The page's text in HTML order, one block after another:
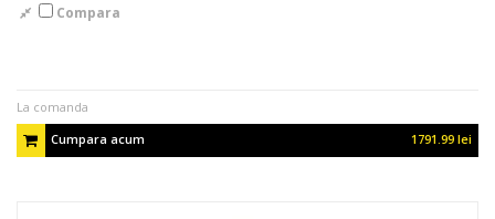
Compara
La comanda
Cumpara acum
1791.99 lei